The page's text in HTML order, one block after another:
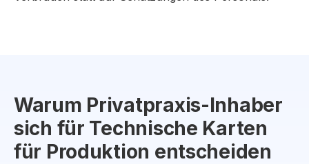
Warum Privatpraxis-Inhaber
sich für Technische Karten
für Produktion entscheiden